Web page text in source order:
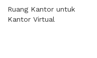
Ruang Kantor untuk
Kantor Virtual